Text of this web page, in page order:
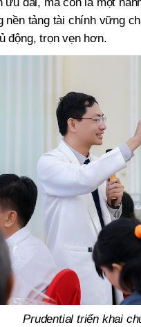
nền tảng tài chính vững
động, trọn vẹn hơn.
Prudential triển khai